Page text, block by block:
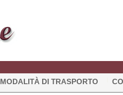
MODALITÀ DI TRASPORTO